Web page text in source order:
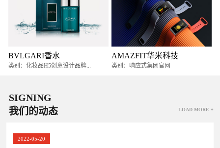
BVLGARI香水
类别：化妆品H5创意设计品牌...
AMAZFIT华米科技
类别：响应式集团官网
SIGNING
我们的动态
LOAD MORE +
2022-05-20